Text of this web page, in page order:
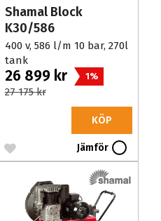
Shamal Block
K30/586
400 v, 586 l/m 10 bar, 270l
tank
26 899 kr 1%
27 175 kr
KÖP
Jämför